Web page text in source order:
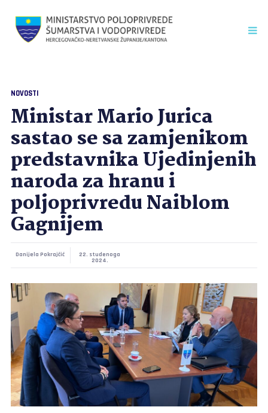
NOVOSTI
Ministar Mario Jurica
sastao se sa zamjenikom
predstavnika Ujedinjenih
naroda za hranu i
poljoprivredu Naiblom
Gagnijem
Danijela Pokrajčić
22. studenoga
2024.